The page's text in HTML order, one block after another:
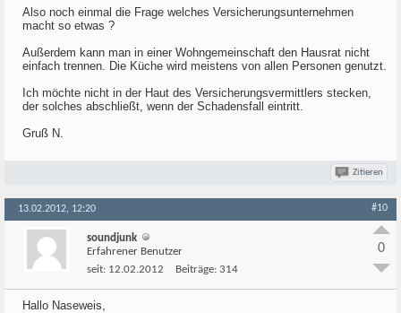
Also noch einmal die Frage welches Versicherungsunternehmen
macht so etwas ?
Außerdem kann man in einer Wohngemeinschaft den Hausrat nicht
einfach trennen. Die Küche wird meistens von allen Personen genutzt.
Ich möchte nicht in der Haut des Versicherungsvermittlers stecken,
der solches abschließt, wenn der Schadensfall eintritt.
Gruß N.
Zitieren
13.02.2012, 12:20 #10
soundjunk
Erfahrener Benutzer
seit: 12.02.2012 Beiträge: 314
0
Hallo Naseweis,